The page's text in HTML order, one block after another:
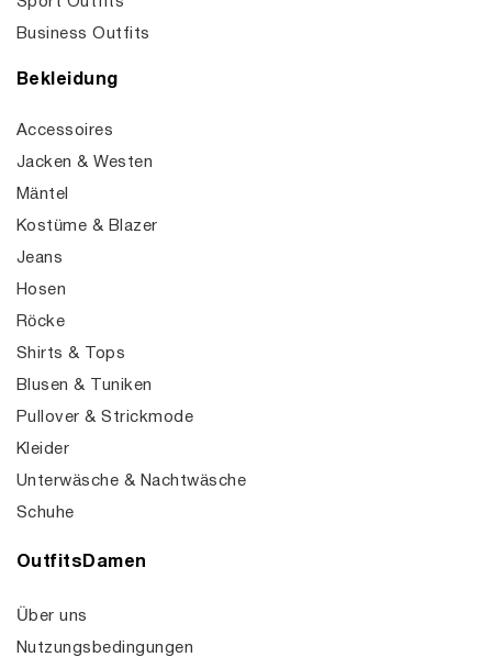
Business Outfits
Bekleidung
Accessoires
Jacken & Westen
Mäntel
Kostüme & Blazer
Jeans
Hosen
Röcke
Shirts & Tops
Blusen & Tuniken
Pullover & Strickmode
Kleider
Unterwäsche & Nachtwäsche
Schuhe
OutfitsDamen
Über uns
Nutzungsbedingungen